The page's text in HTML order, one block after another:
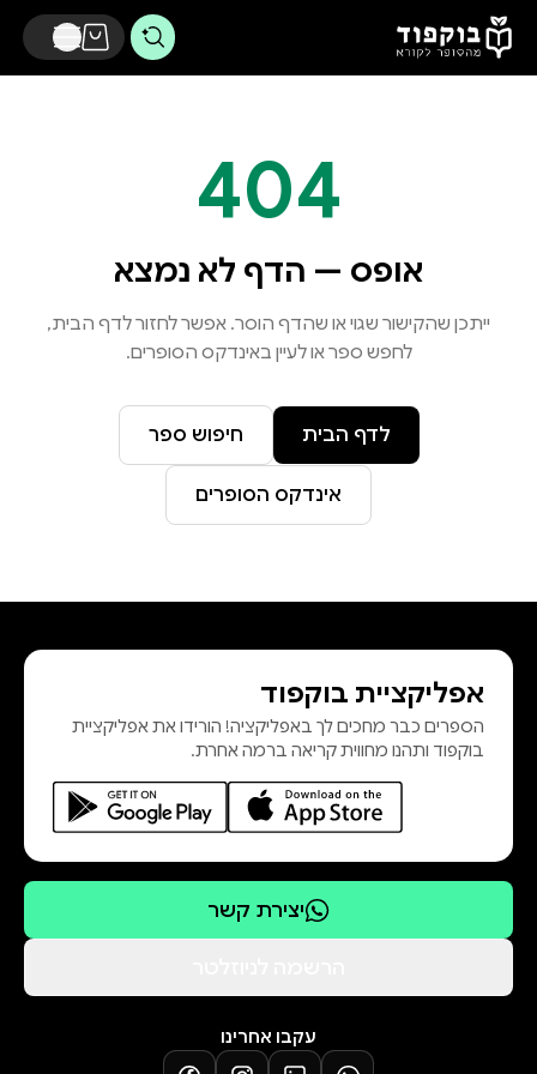
דלג לתוכן הראשי
404
אופס — הדף לא נמצא
ייתכן שהקישור שגוי או שהדף הוסר. אפשר לחזור לדף הבית,
לחפש ספר או לעיין באינדקס הסופרים.
לדף הבית חיפוש ספר
אינדקס הסופרים
אפליקציית בוקפוד
הספרים כבר מחכים לך באפליקציה! הורידו את אפליקציית
בוקפוד ותהנו מחווית קריאה ברמה אחרת.
יצירת קשר
עקבו אחרינו